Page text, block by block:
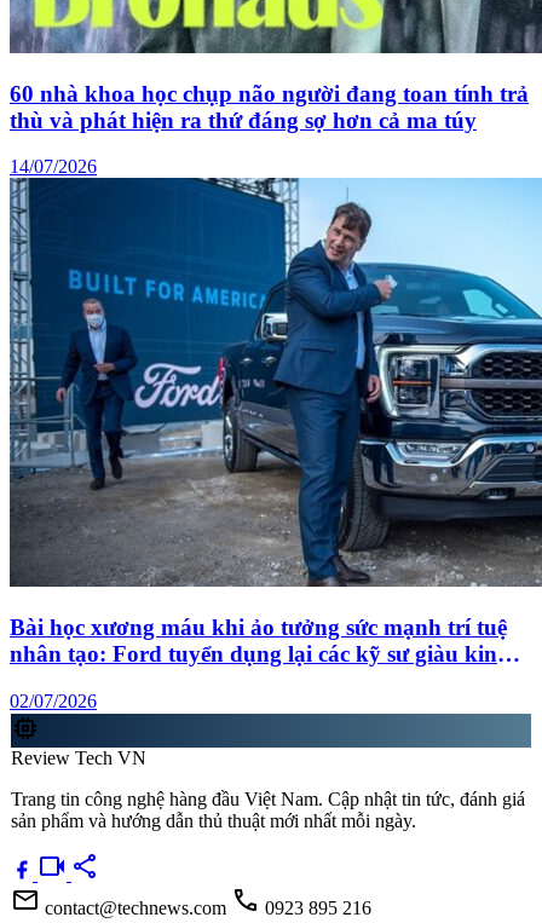
60 nhà khoa học chụp não người đang toan tính trả
thù và phát hiện ra thứ đáng sợ hơn cả ma túy
14/07/2026
Bài học xương máu khi ảo tưởng sức mạnh trí tuệ
nhân tạo: Ford tuyển dụng lại các kỹ sư giàu kinh
02/07/2026
memory
Review Tech VN
Trang tin công nghệ hàng đầu Việt Nam. Cập nhật tin tức, đánh giá
sản phẩm và hướng dẫn thủ thuật mới nhất mỗi ngày.
videocam share
mail contact@technews.com call 0923 895 216